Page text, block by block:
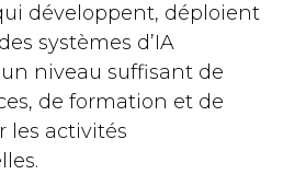
développent, déploient
systèmes d’IA
niveau suffisant de
de formation et de
les activités